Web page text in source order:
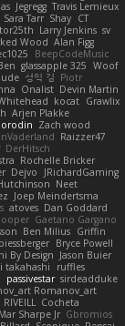
Jegregg Travis Lemieux
Sara Tarr Shay CT
Larry Jenkins sv
Wood Alan Figg
BeepCodeMusic
glassapple 325 Woof
성익 김 Piotr
Onalist Devin Martin
kocat Grawlix
Arjen Plakke
Zach wood
Raizzer47
DerHitsch
Rochelle Bricker
Dejvo
JRichardGaming
Neet
Joep Meindertsma
atoves Dan Goddard
Gaetano Gargano
Ben Milius Griffin
Bryce Powell
By Design Jason Buier
takahashi
ruffles
passivestar sirdeadduke
Romanov_art
Cocheta
Sharpe Jr Gbromios